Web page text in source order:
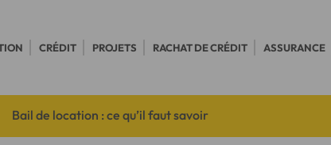
CRÉDIT PROJETS RACHAT DE CRÉDIT ASSURANCE
Bail de location : ce qu’il faut savoir